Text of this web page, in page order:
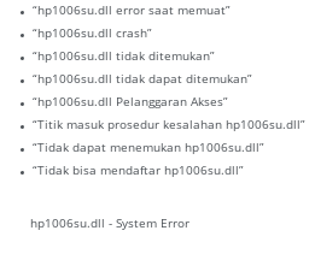
“hp1006su.dll error saat memuat”
“hp1006su.dll crash”
“hp1006su.dll tidak ditemukan”
“hp1006su.dll tidak dapat ditemukan”
“hp1006su.dll Pelanggaran Akses”
“Titik masuk prosedur kesalahan hp1006su.dll”
“Tidak dapat menemukan hp1006su.dll”
“Tidak bisa mendaftar hp1006su.dll”
hp1006su.dll - System Error